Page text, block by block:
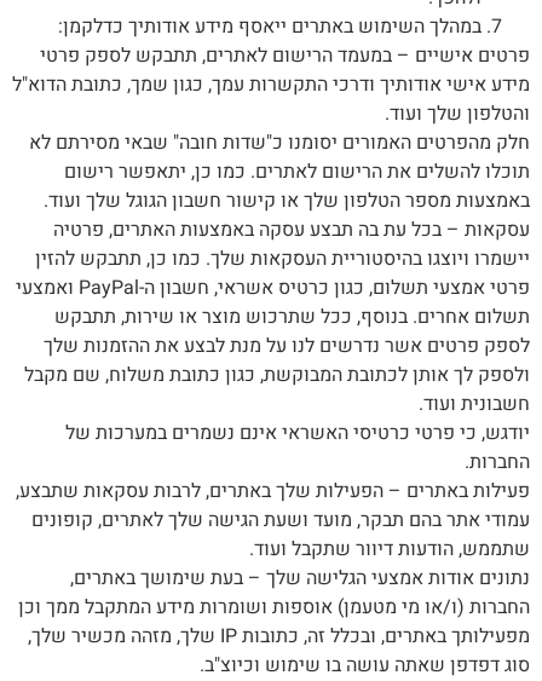
במהלך השימוש באתרים ייאסף מידע אודותיך כדלקמן:
פרטים אישיים – במעמד הרישום לאתרים, תתבקש לספק פרטי
מידע אישי אודותיך ודרכי התקשרות עמך, כגון שמך, כתובת הדוא"ל
והטלפון שלך ועוד.
חלק מהפרטים האמורים יסומנו כ"שדות חובה" שבאי מסירתם לא
תוכלו להשלים את הרישום לאתרים. כמו כן, יתאפשר רישום
באמצעות מספר הטלפון שלך או קישור חשבון הגוגל שלך ועוד.
עסקאות – בכל עת בה תבצע עסקה באמצעות האתרים, פרטיה
יישמרו ויוצגו בהיסטוריית העסקאות שלך. כמו כן, תתבקש להזין
פרטי אמצעי תשלום, כגון כרטיס אשראי, חשבון ה-PayPal ואמצעי
תשלום אחרים. בנוסף, ככל שתרכוש מוצר או שירות, תתבקש
לספק פרטים אשר נדרשים לנו על מנת לבצע את ההזמנות שלך
ולספק לך אותן לכתובת המבוקשת, כגון כתובת משלוח, שם מקבל
חשבונית ועוד.
יודגש, כי פרטי כרטיסי האשראי אינם נשמרים במערכות של
החברות.
פעילות באתרים – הפעילות שלך באתרים, לרבות עסקאות שתבצע,
עמודי אתר בהם תבקר, מועד ושעת הגישה שלך לאתרים, קופונים
שתממש, הודעות דיוור שתקבל ועוד.
נתונים אודות אמצעי הגלישה שלך – בעת שימושך באתרים,
החברות (ו/או מי מטעמן) אוספות ושומרות מידע המתקבל ממך וכן
מפעילותך באתרים, ובכלל זה, כתובות IP שלך, מזהה מכשיר שלך,
סוג דפדפן שאתה עושה בו שימוש וכיוצ"ב.